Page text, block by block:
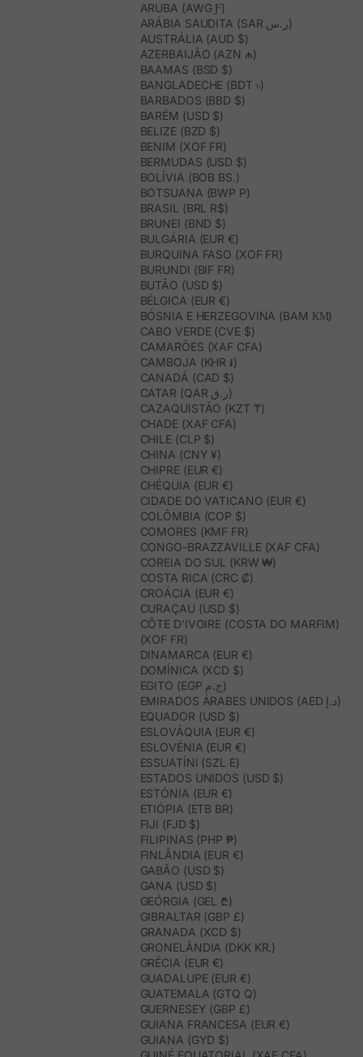
ARUBA (AWG Ƒ)
ARÁBIA SAUDITA (SAR ر.س)
AUSTRÁLIA (AUD $)
AZERBAIJÃO (AZN ₼)
BAAMAS (BSD $)
BANGLADECHE (BDT ৳)
BARBADOS (BBD $)
BARÉM (USD $)
BELIZE (BZD $)
BENIM (XOF FR)
BERMUDAS (USD $)
BOLÍVIA (BOB BS.)
BOTSUANA (BWP P)
BRASIL (BRL R$)
BRUNEI (BND $)
BULGÁRIA (EUR €)
BURQUINA FASO (XOF FR)
BURUNDI (BIF FR)
BUTÃO (USD $)
BÉLGICA (EUR €)
BÓSNIA E HERZEGOVINA (BAM КМ)
CABO VERDE (CVE $)
CAMARÕES (XAF CFA)
CAMBOJA (KHR ៛)
CANADÁ (CAD $)
CATAR (QAR ر.ق)
CAZAQUISTÃO (KZT ₸)
CHADE (XAF CFA)
CHILE (CLP $)
CHINA (CNY ¥)
CHIPRE (EUR €)
CHÉQUIA (EUR €)
CIDADE DO VATICANO (EUR €)
COLÔMBIA (COP $)
COMORES (KMF FR)
CONGO-BRAZZAVILLE (XAF CFA)
COREIA DO SUL (KRW ₩)
COSTA RICA (CRC ₡)
CROÁCIA (EUR €)
CURAÇAU (USD $)
CÔTE D’IVOIRE (COSTA DO MARFIM)
(XOF FR)
DINAMARCA (EUR €)
DOMÍNICA (XCD $)
EGITO (EGP ج.م)
EMIRADOS ÁRABES UNIDOS (AED د.إ)
EQUADOR (USD $)
ESLOVÁQUIA (EUR €)
ESLOVÉNIA (EUR €)
ESSUATÍNI (SZL E)
ESTADOS UNIDOS (USD $)
ESTÓNIA (EUR €)
ETIÓPIA (ETB BR)
FIJI (FJD $)
FILIPINAS (PHP ₱)
FINLÂNDIA (EUR €)
GABÃO (USD $)
GANA (USD $)
GEÓRGIA (GEL ₾)
GIBRALTAR (GBP £)
GRANADA (XCD $)
GRONELÂNDIA (DKK KR.)
GRÉCIA (EUR €)
GUADALUPE (EUR €)
GUATEMALA (GTQ Q)
GUERNESEY (GBP £)
GUIANA FRANCESA (EUR €)
GUIANA (GYD $)